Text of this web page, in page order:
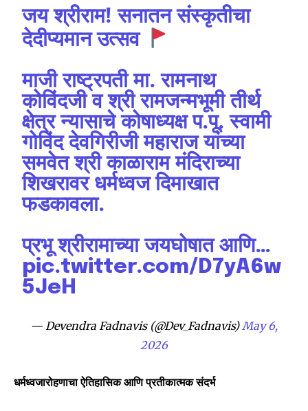
जय श्रीराम! सनातन संस्कृतीचा
देदीप्यमान उत्सव
माजी राष्ट्रपती मा. रामनाथ
कोविंदजी व श्री रामजन्मभूमी तीर्थ
क्षेत्र न्यासाचे कोषाध्यक्ष प.पू. स्वामी
गोविंद देवगिरीजी महाराज यांच्या
समवेत श्री काळाराम मंदिराच्या
शिखरावर धर्मध्वज दिमाखात
फडकावला.
प्रभू श्रीरामाच्या जयघोषात आणि…
pic.twitter.com/D7yA6w
5JeH
— Devendra Fadnavis (@Dev_Fadnavis) May 6,
2026
धर्मध्वजारोहणाचा ऐतिहासिक आणि प्रतीकात्मक संदर्भ